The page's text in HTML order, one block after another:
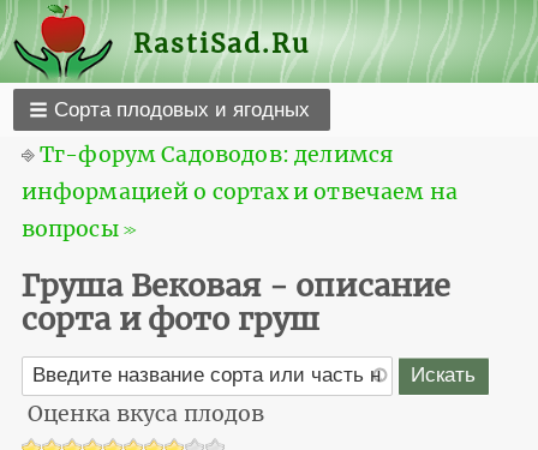
RastiSad.Ru
Сорта плодовых и ягодных
⎆Тг-форум Садоводов: делимся
информацией о сортах и отвечаем на
вопросы ≫
Груша Вековая - описание
сорта и фото груш
Оценка вкуса плодов